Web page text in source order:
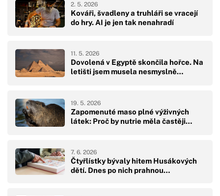
Kováři, švadleny a truhláři se vracejí
do hry. AI je jen tak nenahradí
2. 5. 2026
Dovolená v Egyptě skončila hořce. Na
letišti jsem musela nesmyslně…
11. 5. 2026
Zapomenuté maso plné výživných
látek: Proč by nutrie měla častěji…
19. 5. 2026
Čtyřlístky bývaly hitem Husákových
dětí. Dnes po nich prahnou…
7. 6. 2026